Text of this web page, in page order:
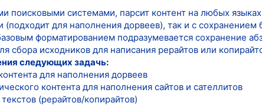
поисковыми системами, парсит контент на любых
(подходит для наполнения дорвеев), так и с
форматированием подразумевается сохранение
сбора исходников для написания рерайтов или
следующих задачь:
для наполнения дорвеев
контента для наполнения сайтов и сателлитов
(рерайтов/копирайтов)